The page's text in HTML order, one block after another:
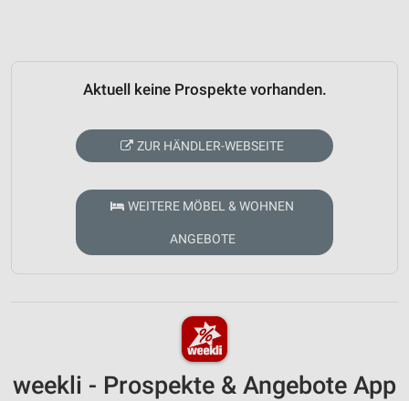
Aktuell keine Prospekte vorhanden.
ZUR HÄNDLER-WEBSEITE
WEITERE MÖBEL & WOHNEN
ANGEBOTE
weekli - Prospekte & Angebote App